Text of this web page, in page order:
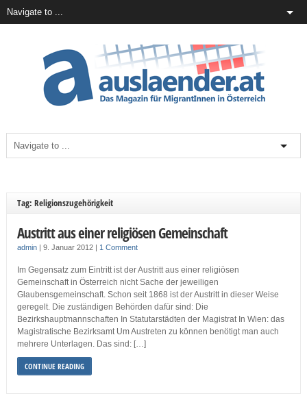
Tag: Religionszugehörigkeit
Austritt aus einer religiösen Gemeinschaft
admin| 9. Januar 2012 | 1 Comment
Im Gegensatz zum Eintritt ist der Austritt aus einer religiösen
Gemeinschaft in Österreich nicht Sache der jeweiligen
Glaubensgemeinschaft. Schon seit 1868 ist der Austritt in dieser Weise
geregelt. Die zuständigen Behörden dafür sind: Die
Bezirkshauptmannschaften In Statutarstädten der Magistrat In Wien: das
Magistratische Bezirksamt Um Austreten zu können benötigt man auch
mehrere Unterlagen. Das sind: […]
CONTINUE READING